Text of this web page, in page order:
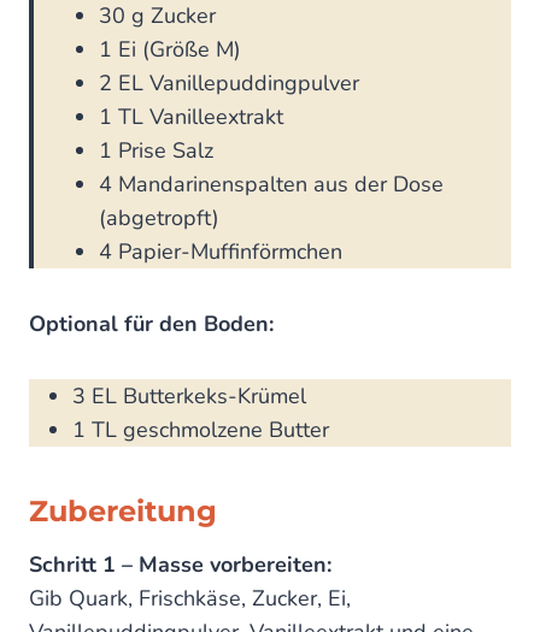
30 g Zucker
1 Ei (Größe M)
2 EL Vanillepuddingpulver
1 TL Vanilleextrakt
1 Prise Salz
4 Mandarinenspalten aus der Dose
(abgetropft)
4 Papier-Muffinförmchen
Optional für den Boden:
3 EL Butterkeks-Krümel
1 TL geschmolzene Butter
Zubereitung
Schritt 1 – Masse vorbereiten:
Gib Quark, Frischkäse, Zucker, Ei,